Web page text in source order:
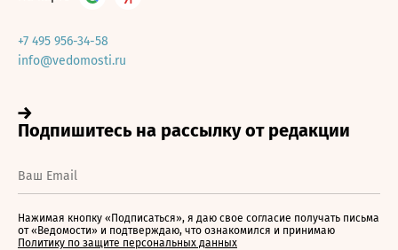
+7 495 956-34-58
info@vedomosti.ru
Нажимая кнопку «Подписаться», я даю свое согласие получать письма
от «Ведомости» и подтверждаю, что ознакомился и принимаю
Политику по защите персональных данных